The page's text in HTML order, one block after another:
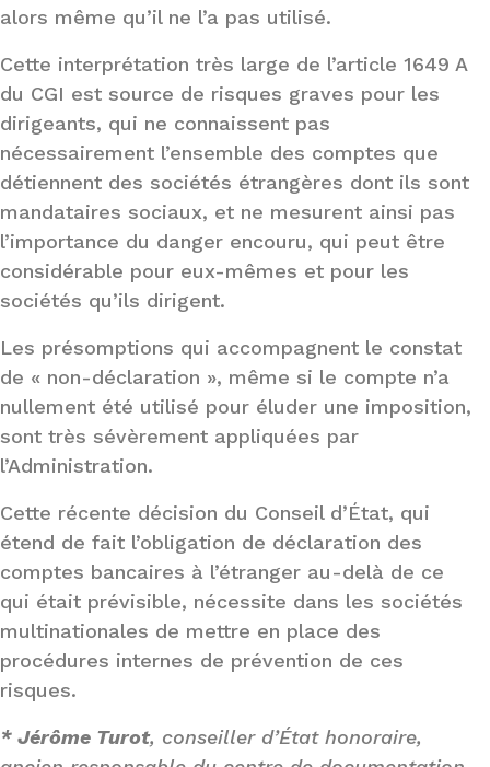
alors même qu’il ne l’a pas utilisé.
Cette interprétation très large de l’article 1649 A
du CGI est source de risques graves pour les
dirigeants, qui ne connaissent pas
nécessairement l’ensemble des comptes que
détiennent des sociétés étrangères dont ils sont
mandataires sociaux, et ne mesurent ainsi pas
l’importance du danger encouru, qui peut être
considérable pour eux-mêmes et pour les
sociétés qu’ils dirigent.
Les présomptions qui accompagnent le constat
de « non-déclaration », même si le compte n’a
nullement été utilisé pour éluder une imposition,
sont très sévèrement appliquées par
l’Administration.
Cette récente décision du Conseil d’État, qui
étend de fait l’obligation de déclaration des
comptes bancaires à l’étranger au-delà de ce
qui était prévisible, nécessite dans les sociétés
multinationales de mettre en place des
procédures internes de prévention de ces
risques.
* Jérôme Turot, conseiller d’État honoraire,